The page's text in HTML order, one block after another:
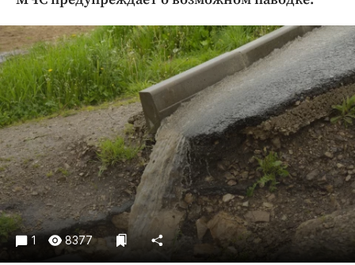
Криминал
Культура
Недвижимость и ЖКХ
Образование
Общество
Погода
Праздники
Происшествия
Спорт
Экономика и бизнес
ПРОЕКТЫ
1 8377